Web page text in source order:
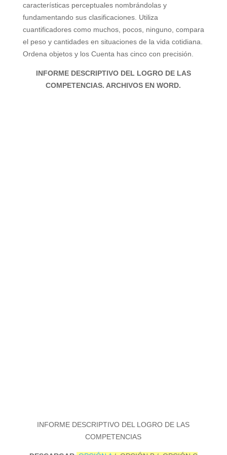
características perceptuales nombrándolas y
fundamentando sus clasificaciones. Utiliza
cuantificadores como muchos, pocos, ninguno, compara
el peso y cantidades en situaciones de la vida cotidiana.
Ordena objetos y los Cuenta has cinco con precisión.
INFORME DESCRIPTIVO DEL LOGRO DE LAS
COMPETENCIAS. ARCHIVOS EN WORD.
INFORME DESCRIPTIVO DEL LOGRO DE LAS
COMPETENCIAS